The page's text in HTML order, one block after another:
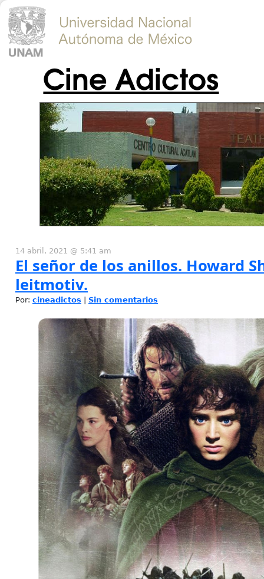
Cine Adictos
14 abril, 2021 @ 5:41 am
El señor de los anillos. Howard
leitmotiv.
Por: cineadictos Sin comentarios